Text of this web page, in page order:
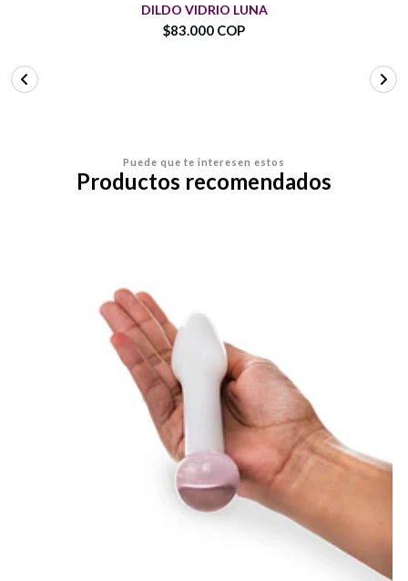
DILDO VIDRIO LUNA
$83.000 COP
Puede que te interesen estos
Productos recomendados